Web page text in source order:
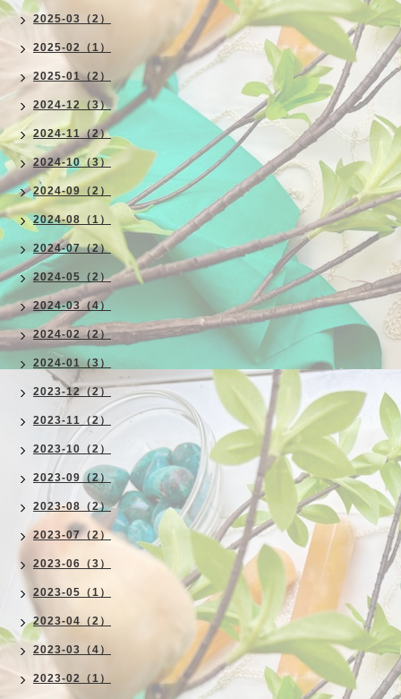
2025-03（2）
2025-02（1）
2025-01（2）
2024-12（3）
2024-11（2）
2024-10（3）
2024-09（2）
2024-08（1）
2024-07（2）
2024-05（2）
2024-03（4）
2024-02（2）
2024-01（3）
2023-12（2）
2023-11（2）
2023-10（2）
2023-09（2）
2023-08（2）
2023-07（2）
2023-06（3）
2023-05（1）
2023-04（2）
2023-03（4）
2023-02（1）